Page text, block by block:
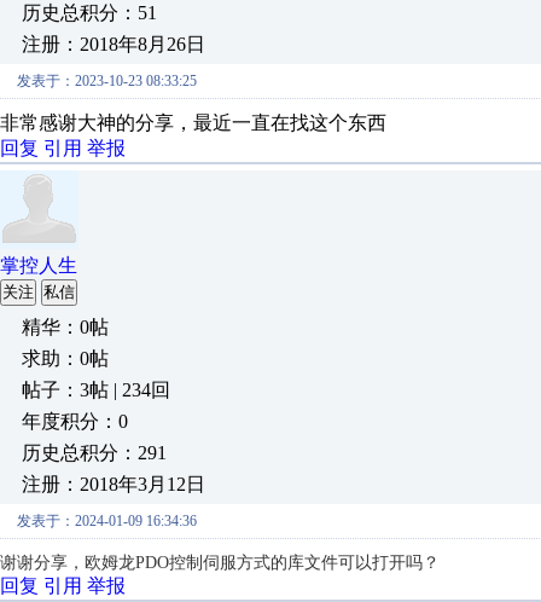
历史总积分：51
注册：2018年8月26日
发表于：2023-10-23 08:33:25
非常感谢大神的分享，最近一直在找这个东西
回复 引用 举报
掌控人生
关注 私信
精华：0帖
求助：0帖
帖子：3帖 | 234回
年度积分：0
历史总积分：291
注册：2018年3月12日
发表于：2024-01-09 16:34:36
谢谢分享，欧姆龙PDO控制伺服方式的库文件可以打开吗？
回复 引用 举报